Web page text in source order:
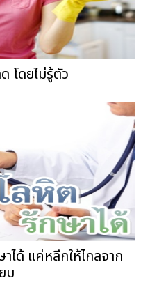
โดยไม่รู้ตัว
ได้ แค่หลีกให้ไกลจาก
ม